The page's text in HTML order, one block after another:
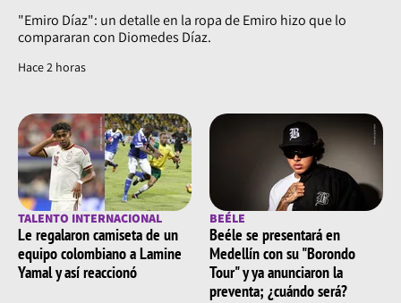
"Emiro Díaz": un detalle en la ropa de Emiro hizo que lo
compararan con Diomedes Díaz.
Hace 2 horas
TALENTO INTERNACIONAL
Le regalaron camiseta de un
equipo colombiano a Lamine
Yamal y así reaccionó
BEÉLE
Beéle se presentará en
Medellín con su "Borondo
Tour" y ya anunciaron la
preventa; ¿cuándo será?